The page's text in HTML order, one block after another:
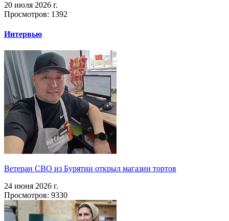
20 июля 2026 г.
Просмотров: 1392
Интервью
Ветеран СВО из Бурятии открыл магазин тортов
24 июня 2026 г.
Просмотров: 9330